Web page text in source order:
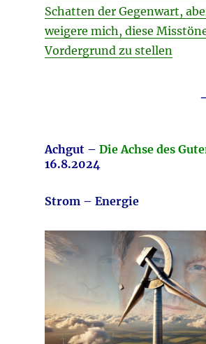
Schatten der Gegenwart,
weigere mich, diese
Vordergrund zu stellen
Achgut – Die Achse des
16.8.2024
Strom – Energie